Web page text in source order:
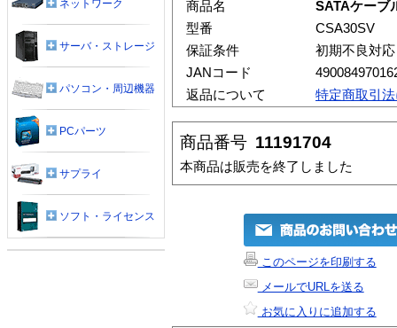
商品名
SATAケーブ
型番
CSA30SV
保証条件
初期不良対
JANコード
返品について
特定商取引
商品番号 11191704
本商品は販売を終了しました
このページを印刷する
メールでURLを送る
お気に入りに追加する
ネットワーク
サーバ・ストレージ
パソコン・周辺機器
PCパーツ
サプライ
ソフト・ライセンス